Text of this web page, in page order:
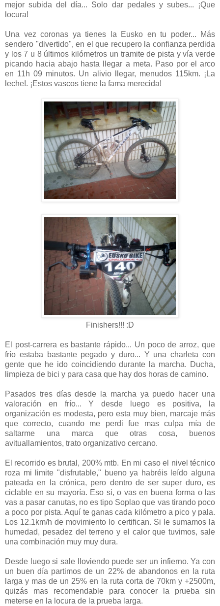
mejor subida del día... Solo dar pedales y subes... ¡Que
locura!
Una vez coronas ya tienes la Eusko en tu poder... Más
sendero "divertido", en el que recupero la confianza perdida
y los 7 u 8 últimos kilómetros un tramite de pista y vía verde
picando hacia abajo hasta llegar a meta. Paso por el arco
en 11h 09 minutos. Un alivio llegar, menudos 115km. ¡La
leche!. ¡Estos vascos tiene la fama merecida!
Finishers!!! :D
El post-carrera es bastante rápido... Un poco de arroz, que
frío estaba bastante pegado y duro... Y una charleta con
gente que he ido coincidiendo durante la marcha. Ducha,
limpieza de bici y para casa que hay dos horas de camino.
Pasados tres días desde la marcha ya puedo hacer una
valoración en frío... Y desde luego es positiva, la
organización es modesta, pero esta muy bien, marcaje más
que correcto, cuando me perdi fue mas culpa mía de
saltarme una marca que otras cosa, buenos
avituallamientos, trato organizativo cercano.
El recorrido es brutal, 200% mtb. En mi caso el nivel técnico
roza mi limite "disfrutable," bueno ya habréis leído alguna
pateada en la crónica, pero dentro de ser super duro, es
ciclable en su mayoría. Eso si, o vas en buena forma o las
vas a pasar canutas, no es tipo Soplao que vas tirando poco
a poco por pista. Aquí te ganas cada kilómetro a pico y pala.
Los 12.1km/h de movimiento lo certifican. Si le sumamos la
humedad, pesadez del terreno y el calor que tuvimos, sale
una combinación muy muy dura.
Desde luego si sale lloviendo puede ser un infierno. Ya con
un buen día partimos de un 22% de abandonos en la ruta
larga y mas de un 25% en la ruta corta de 70km y +2500m,
quizás mas recomendable para conocer la prueba sin
meterse en la locura de la prueba larga.